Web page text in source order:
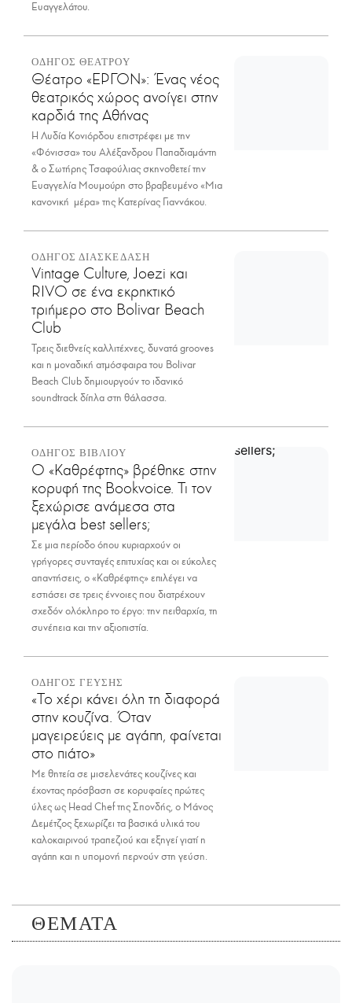
Ευαγγελάτου.
ΟΔΗΓΟΣ ΘΕΑΤΡΟΥ
Θέατρο «ΕΡΓΟΝ»: Ένας νέος
θεατρικός χώρος ανοίγει στην
καρδιά της Αθήνας
Η Λυδία Κονιόρδου επιστρέφει με την
«Φόνισσα» του Αλέξανδρου Παπαδιαμάντη
& ο Σωτήρης Τσαφούλιας σκηνοθετεί την
Ευαγγελία Μουμούρη στο βραβευμένο «Μια
κανονική μέρα» της Κατερίνας Γιαννάκου.
ΟΔΗΓΟΣ ΔΙΑΣΚΕΔΑΣΗ
Vintage Culture, Joezi και
RIVO σε ένα εκρηκτικό
τριήμερο στο Bolivar Beach
Club
Τρεις διεθνείς καλλιτέχνες, δυνατά grooves
και η μοναδική ατμόσφαιρα του Bolivar
Beach Club δημιουργούν το ιδανικό
soundtrack δίπλα στη θάλασσα.
ΟΔΗΓΟΣ ΒΙΒΛΙΟΥ
Ο «Καθρέφτης» βρέθηκε στην
κορυφή της Bookvoice. Τι τον
ξεχώρισε ανάμεσα στα
μεγάλα best sellers;
Σε μια περίοδο όπου κυριαρχούν οι
γρήγορες συνταγές επιτυχίας και οι εύκολες
απαντήσεις, ο «Καθρέφτης» επιλέγει να
εστιάσει σε τρεις έννοιες που διατρέχουν
σχεδόν ολόκληρο το έργο: την πειθαρχία, τη
συνέπεια και την αξιοπιστία.
ΟΔΗΓΟΣ ΓΕΥΣΗΣ
«Το χέρι κάνει όλη τη διαφορά
στην κουζίνα. Όταν
μαγειρεύεις με αγάπη, φαίνεται
στο πιάτο»
Με θητεία σε μισελενάτες κουζίνες και
έχοντας πρόσβαση σε κορυφαίες πρώτες
ύλες ως Head Chef της Σπονδής, ο Μάνος
Δεμέτζος ξεχωρίζει τα βασικά υλικά του
καλοκαιρινού τραπεζιού και εξηγεί γιατί η
αγάπη και η υπομονή περνούν στη γεύση.
ΘΕΜΑΤΑ